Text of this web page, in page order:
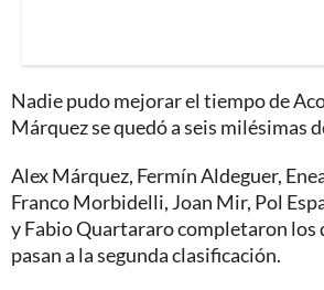
Nadie pudo mejorar el tiempo de
Márquez se quedó a seis milésimas
Alex Márquez, Fermín Aldeguer,
Franco Morbidelli, Joan Mir, Pol
y Fabio Quartararo completaron los
pasan a la segunda clasificación.